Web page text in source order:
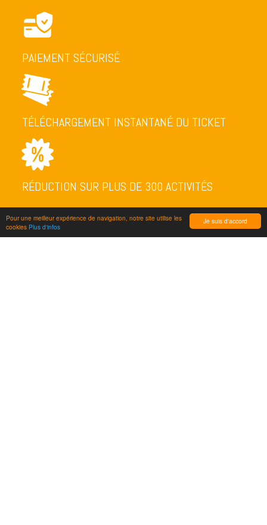
Je suis d'accord
Pour une meilleur expérience de navigation, notre site utilise les
cookies Plus d'infos
PAIEMENT SÉCURISÉ
TÉLÉCHARGEMENT INSTANTANÉ DU TICKET
RÉDUCTION SUR PLUS DE 300 ACTIVITÉS